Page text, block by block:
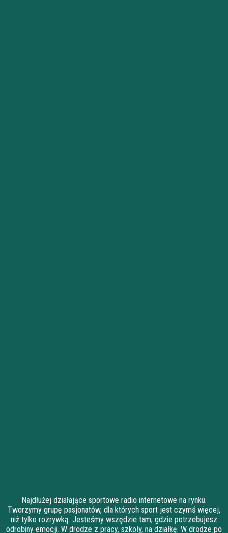
Najdłużej działające sportowe radio internetowe na rynku.
Tworzymy grupę pasjonatów, dla których sport jest czymś więcej,
niż tylko rozrywką. Jesteśmy wszędzie tam, gdzie potrzebujesz
odrobiny emocji. W drodze z pracy, szkoły, na działkę. W drodze po